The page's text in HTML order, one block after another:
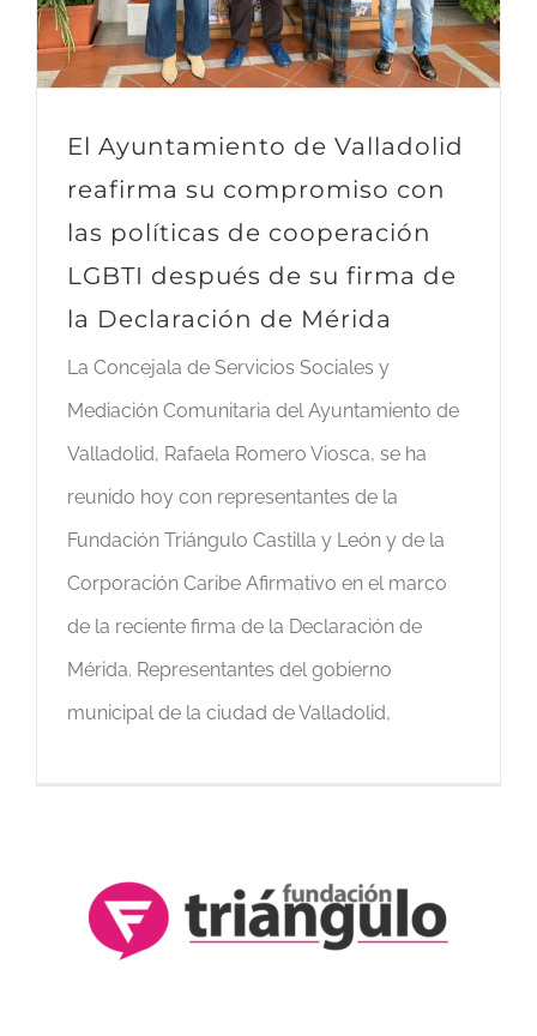
El Ayuntamiento de Valladolid
reafirma su compromiso con
las políticas de cooperación
LGBTI después de su firma de
la Declaración de Mérida
La Concejala de Servicios Sociales y
Mediación Comunitaria del Ayuntamiento de
Valladolid, Rafaela Romero Viosca, se ha
reunido hoy con representantes de la
Fundación Triángulo Castilla y León y de la
Corporación Caribe Afirmativo en el marco
de la reciente firma de la Declaración de
Mérida. Representantes del gobierno
municipal de la ciudad de Valladolid,